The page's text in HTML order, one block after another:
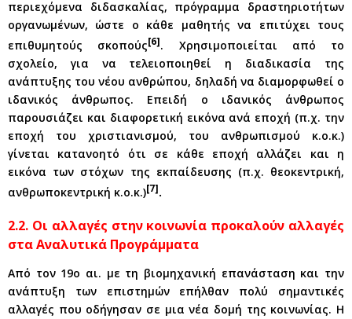
περιεχόμενα διδασκαλίας, πρόγραμμα δραστηριοτήτων
οργανωμένων, ώστε ο κάθε μαθητής να επιτύχει τους
επιθυμητούς σκοπούς[6]. Χρησιμοποιείται από το
σχολείο, για να τελειοποιηθεί η διαδικασία της
ανάπτυξης του νέου ανθρώπου, δηλαδή να διαμορφωθεί ο
ιδανικός άνθρωπος. Επειδή ο ιδανικός άνθρωπος
παρουσιάζει και διαφορετική εικόνα ανά εποχή (π.χ. την
εποχή του χριστιανισμού, του ανθρωπισμού κ.ο.κ.)
γίνεται κατανοητό ότι σε κάθε εποχή αλλάζει και η
εικόνα των στόχων της εκπαίδευσης (π.χ. θεοκεντρική,
ανθρωποκεντρική κ.ο.κ.)[7].
2.2. Οι αλλαγές στην κοινωνία προκαλούν αλλαγές
στα Αναλυτικά Προγράμματα
Από τον 19ο αι. με τη βιομηχανική επανάσταση και την
ανάπτυξη των επιστημών επήλθαν πολύ σημαντικές
αλλαγές που οδήγησαν σε μια νέα δομή της κοινωνίας. Η